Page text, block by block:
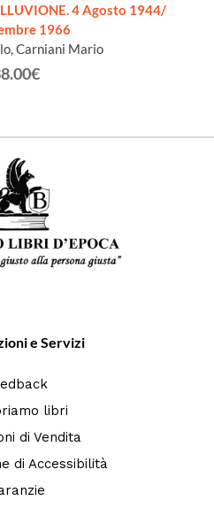
4 Agosto 1944/
1966
Carniani Mario
e Servizi
libri
di Vendita
di Accessibilità